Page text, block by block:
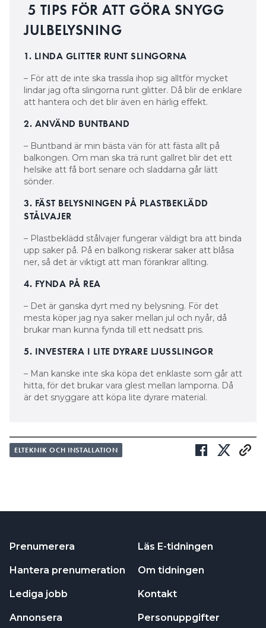
5 TIPS FÖR ATT GÖRA SNYGG
JULBELYSNING
1. LINDA GLITTER RUNT SLINGORNA
– För att de inte ska trassla ihop sig alltför mycket
lindar jag ofta slingorna runt glitter. Då blir de enklare
att hantera och det blir även en härlig effekt.
2. ANVÄND BUNTBAND
– Buntband är min bästa vän för att fästa allt på
balkongen. Om man ska trä runt gallret blir det ett
helsike att få bort senare och sladdarna går lätt
sönder.
3. FÄST BELYSNINGEN PÅ PLASTBEKLÄDD
STÅLVAJER
– Plastbeklädd stålvajer fungerar väldigt bra att binda
upp saker på. På en balkong riskerar saker att blåsa
ner, så det är viktigt att man förankrar allting.
4. FYNDA PÅ REA
– Det är ganska dyrt med ny belysning. För det
mesta köper jag nya saker mellan jul och nyår, då
brukar man kunna fynda till ett nedsatt pris.
5. INVESTERA I LITE DYRARE LJUSSLINGOR
– Man kanske inte ska köpa det enklaste som går att
hitta, för det brukar vara glest mellan lamporna. Då
är det snyggare att köpa lite dyrare material.
ELTEKNIK OCH INSTALLATION
Prenumerera
Hantera prenumeration
Lediga jobb
Annonsera
Läs E-tidningen
Om tidningen
Kontakt
Personuppgifter